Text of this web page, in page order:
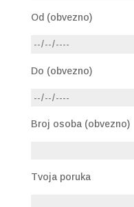
Od (obvezno)
Do (obvezno)
Broj osoba (obvezno)
Tvoja poruka